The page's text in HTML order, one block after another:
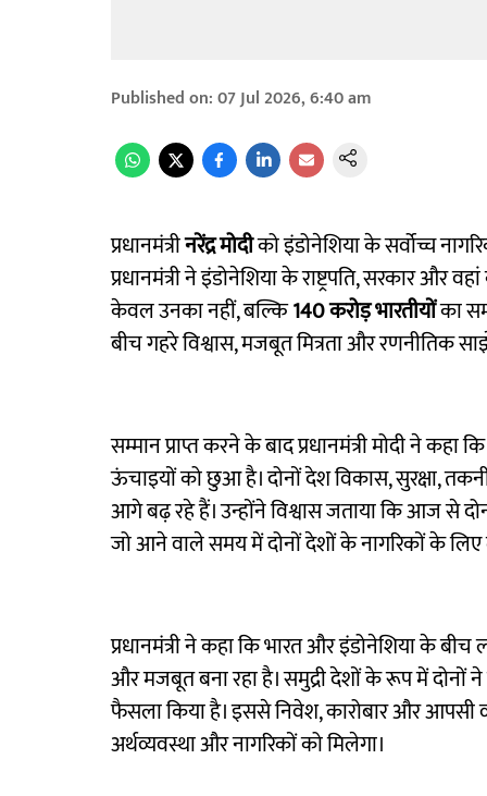
Published on:07 Jul 2026, 6:40 am
प्रधानमंत्रीनरेंद्र मोदीको इंडोनेशिया के सर्वोच्च
प्रधानमंत्री ने इंडोनेशिया के राष्ट्रपति, सरकार
केवल उनका नहीं, बल्कि140 करोड़ भारतीयोंका
बीच गहरे विश्वास, मजबूत मित्रता और रणनीतिक
सम्मान प्राप्त करने के बाद प्रधानमंत्री मोदी ने
ऊंचाइयों को छुआ है। दोनों देश विकास, सुरक्षा,
आगे बढ़ रहे हैं। उन्होंने विश्वास जताया कि आज से
जो आने वाले समय में दोनों देशों के नागरिकों के लिए
प्रधानमंत्री ने कहा कि भारत और इंडोनेशिया के बीच
और मजबूत बना रहा है। समुद्री देशों के रूप में दोनों
फैसला किया है। इससे निवेश, कारोबार और आपसी
अर्थव्यवस्था और नागरिकों को मिलेगा।